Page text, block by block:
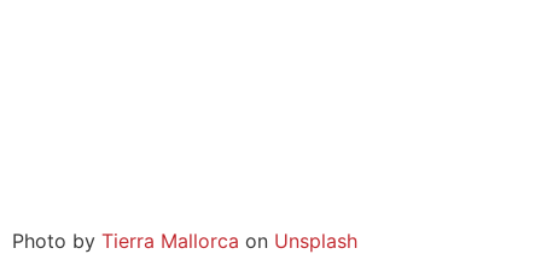
Photo by Tierra Mallorca on Unsplash